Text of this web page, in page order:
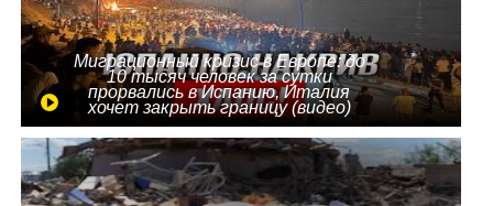
Миграционный кризис в Европе: до
10 тысяч человек за сутки
прорвались в Испанию, Италия
хочет закрыть границу (видео)